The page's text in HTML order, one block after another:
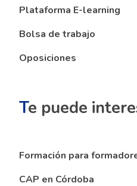
Plataforma E-learning
Bolsa de trabajo
Oposiciones
Te puede
Formación para
CAP en Córdoba